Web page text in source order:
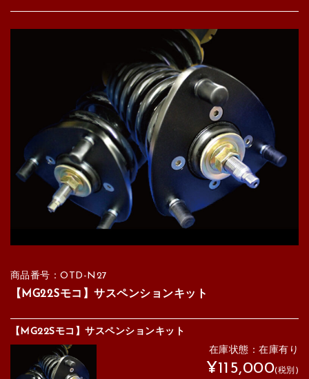
商品番号：OTD-N27
【MG22Sモコ】サスペンションキット
【MG22Sモコ】サスペンションキット
在庫状態：在庫有り
¥115,000(税別)